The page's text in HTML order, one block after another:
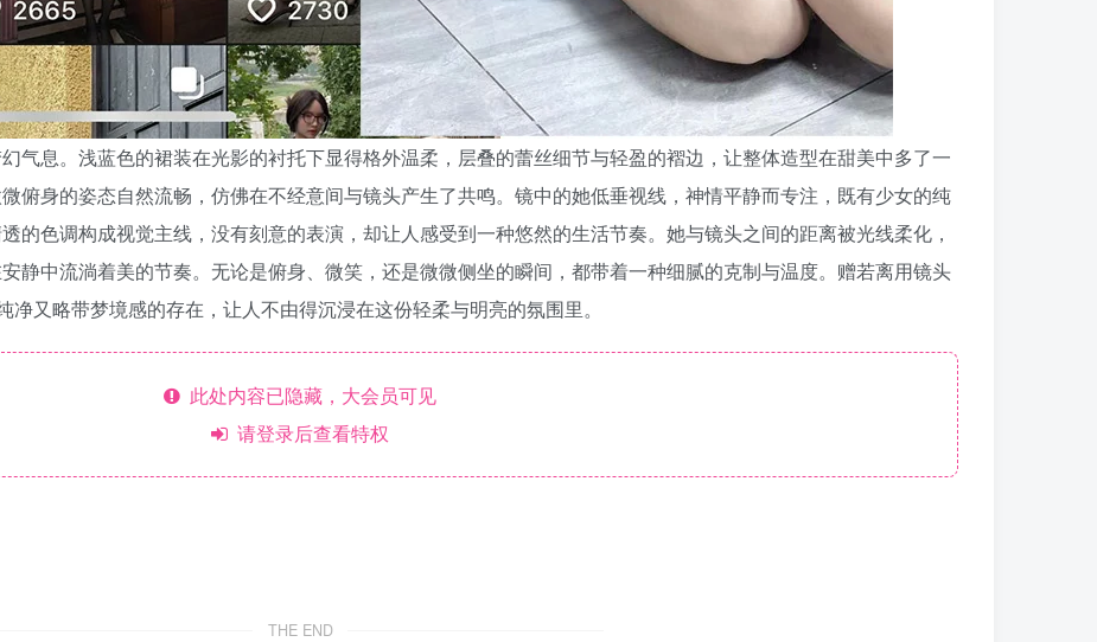
气息。浅蓝色的裙装在光影的衬托下显得格外温柔，层叠的蕾丝细节与轻盈的褶边，让整体造型在甜美中多了一
俯身的姿态自然流畅，仿佛在不经意间与镜头产生了共鸣。镜中的她低垂视线，神情平静而专注，既有少女的纯
的色调构成视觉主线，没有刻意的表演，却让人感受到一种悠然的生活节奏。她与镜头之间的距离被光线柔化，
静中流淌着美的节奏。无论是俯身、微笑，还是微微侧坐的瞬间，都带着一种细腻的克制与温度。赠若离用镜头
净又略带梦境感的存在，让人不由得沉浸在这份轻柔与明亮的氛围里。
此处内容已隐藏，大会员可见
请登录后查看特权
THE END